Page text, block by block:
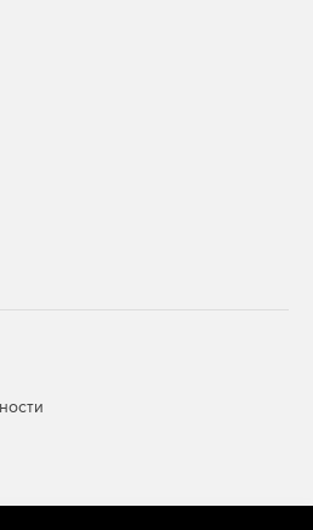
конструкторов.
для элементов: стена,
перекрытие, колонна,
Позволяет оформлять и